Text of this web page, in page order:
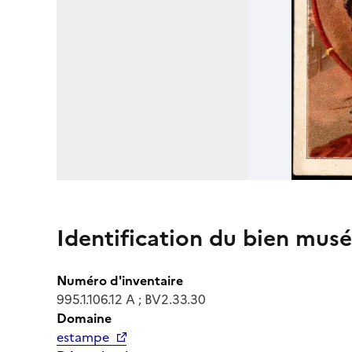
Identification du bien
Numéro d'inventaire
995.1.106.12 A ; BV2.33.30
Domaine
estampe